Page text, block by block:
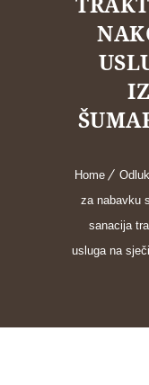
Home
za nabavku
sanacija
usluga na